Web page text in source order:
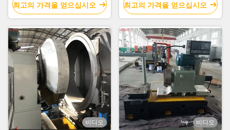
최고의 가격을 얻으십시오
최고의 가격을 얻으십시오
비디오 비디오